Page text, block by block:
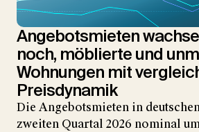
Angebotsmieten
noch, möblierte und
Wohnungen mit
Preisdynamik
Die Angebotsmieten in
zweiten Quartal 2026 nominal